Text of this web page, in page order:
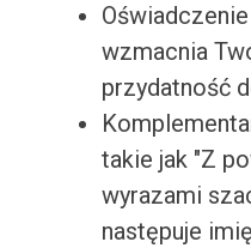
wzmacnia
przydatność
takie jak "Z
wyrazami
następuje